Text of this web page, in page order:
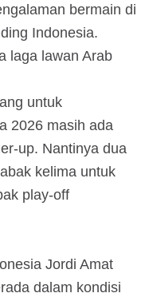
bermain di
Indonesia.
laga lawan Arab
untuk
2026 masih ada
up. Nantinya dua
kelima untuk
play-off
Jordi Amat
dalam kondisi